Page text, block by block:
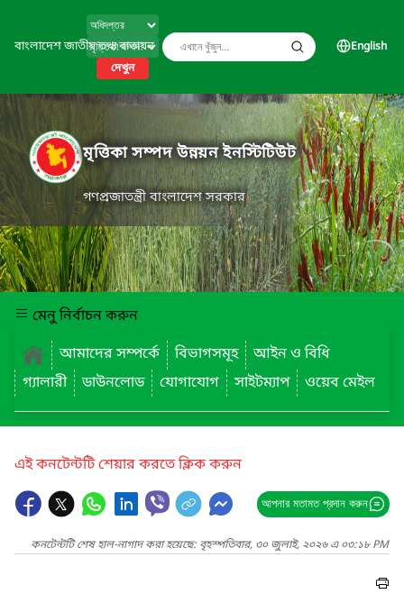
বাংলাদেশ জাতীয় তথ্য বাতায়ন
দেখুন
English
মৃত্তিকা সম্পদ উন্নয়ন ইনস্টিটিউট
গণপ্রজাতন্ত্রী বাংলাদেশ সরকার
মেনু নির্বাচন করুন
আমাদের সম্পর্কে
বিভাগসমূহ
আইন ও বিধি
গ্যালারী
ডাউনলোড যোগাযোগ সাইটম্যাপ ওয়েব মেইল
এই কনটেন্টটি শেয়ার করতে ক্লিক করুন
আপনার মতামত প্রদান করুন
কনটেন্টটি শেষ হাল-নাগাদ করা হয়েছে: বৃহস্পতিবার, ৩০ জুলাই, ২০২৬ এ ০৩:১৮ PM